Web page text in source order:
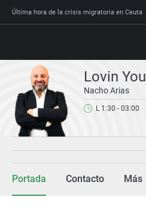
Última hora de la crisis migratoria en Ceuta
Directo
Programas
Podcast
España
Lovin You
Nacho Arias
L 1:30 - 03:00
Portada Contacto Más